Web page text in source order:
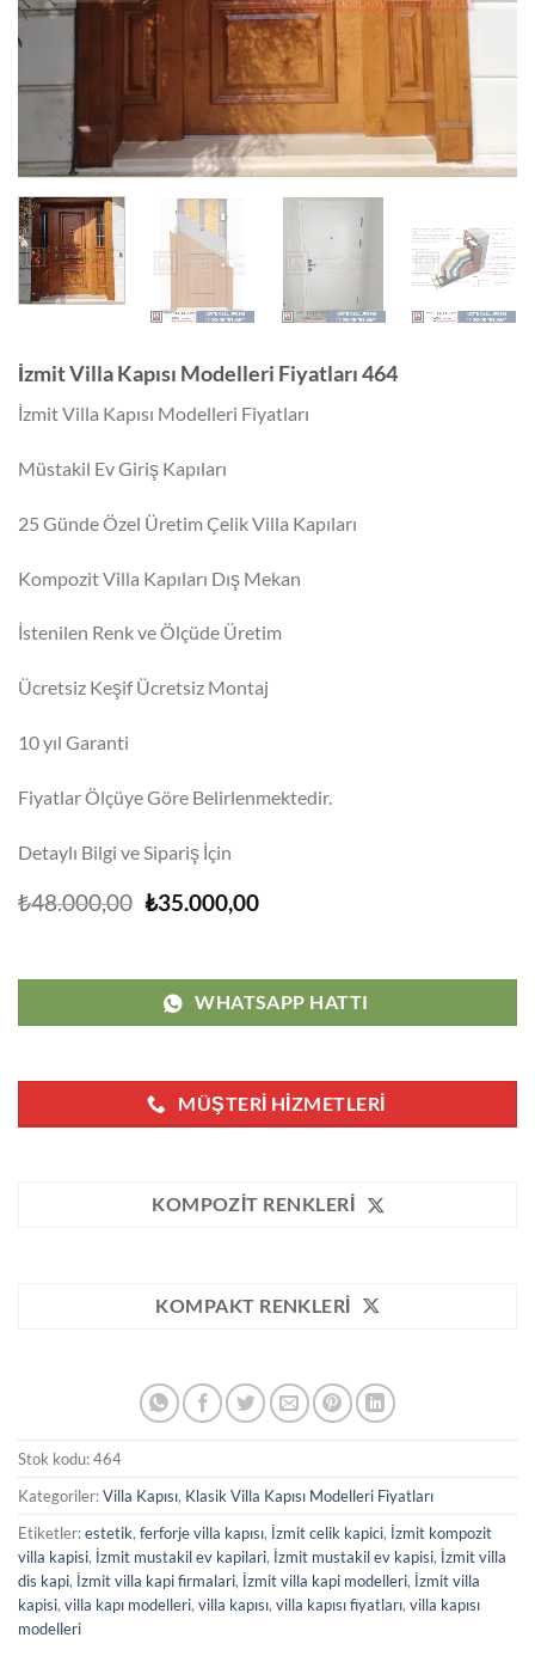
İzmit Villa Kapısı Modelleri Fiyatları 464
İzmit Villa Kapısı Modelleri Fiyatları
Müstakil Ev Giriş Kapıları
25 Günde Özel Üretim Çelik Villa Kapıları
Kompozit Villa Kapıları Dış Mekan
İstenilen Renk ve Ölçüde Üretim
Ücretsiz Keşif Ücretsiz Montaj
10 yıl Garanti
Fiyatlar Ölçüye Göre Belirlenmektedir.
Detaylı Bilgi ve Sipariş İçin
₺48.000,00 Orijinal
₺35.000,00Şu
WHATSAPP HATTI
MÜŞTERI HIZMETLERI
KOMPOZIT RENKLERI
KOMPAKT RENKLERI
Stok kodu:464
Kategoriler:Villa Kapısı, Klasik Villa Kapısı Modelleri Fiyatları
Etiketler:estetik, ferforje villa kapısı, İzmit celik kapici, İzmit kompozit
villa kapisi, İzmit mustakil ev kapilari, İzmit mustakil ev kapisi, İzmit villa
dis kapi, İzmit villa kapi firmalari, İzmit villa kapi modelleri, İzmit villa
kapisi, villa kapı modelleri, villa kapısı, villa kapısı fiyatları, villa kapısı
modelleri